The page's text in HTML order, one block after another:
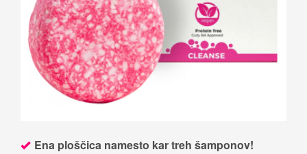
Ena ploščica namesto kar treh šamponov!